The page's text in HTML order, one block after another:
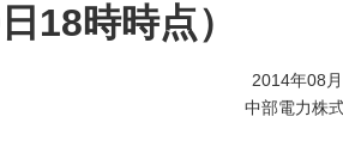
18時時点）
2014年08
中部電力株